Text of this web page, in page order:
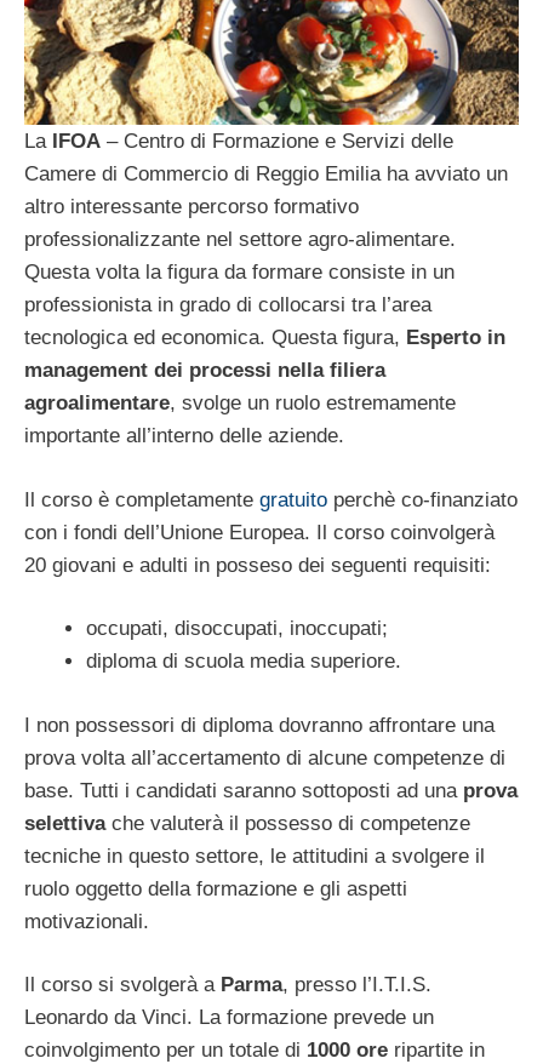
La IFOA – Centro di Formazione e Servizi delle
Camere di Commercio di Reggio Emilia ha avviato un
altro interessante percorso formativo
professionalizzante nel settore agro-alimentare.
Questa volta la figura da formare consiste in un
professionista in grado di collocarsi tra l’area
tecnologica ed economica. Questa figura, Esperto in
management dei processi nella filiera
agroalimentare, svolge un ruolo estremamente
importante all’interno delle aziende.
Il corso è completamente gratuito perchè co-finanziato
con i fondi dell’Unione Europea. Il corso coinvolgerà
20 giovani e adulti in posseso dei seguenti requisiti:
occupati, disoccupati, inoccupati;
diploma di scuola media superiore.
I non possessori di diploma dovranno affrontare una
prova volta all’accertamento di alcune competenze di
base. Tutti i candidati saranno sottoposti ad una prova
selettivache valuterà il possesso di competenze
tecniche in questo settore, le attitudini a svolgere il
ruolo oggetto della formazione e gli aspetti
motivazionali.
Il corso si svolgerà a Parma, presso l’I.T.I.S.
Leonardo da Vinci. La formazione prevede un
coinvolgimento per un totale di 1000 ore ripartite in